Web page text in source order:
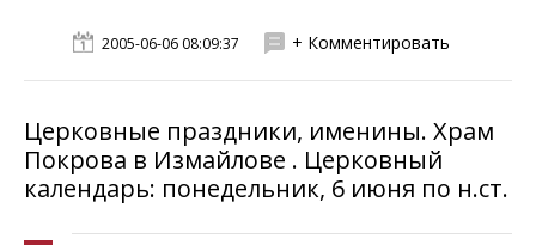
2005-06-06 08:09:37 + Комментировать
Церковные праздники, именины. Храм
Покрова в Измайлове . Церковный
календарь: понедельник, 6 июня по н.ст.